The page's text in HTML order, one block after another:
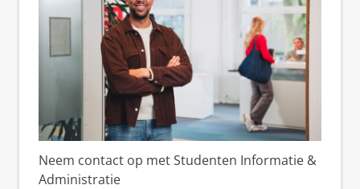
Neem contact op met Studenten Informatie &
Administratie